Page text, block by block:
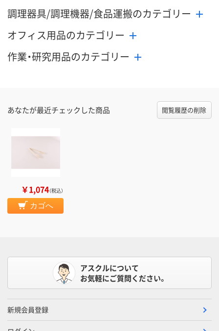
調理器具/調理機器/食品運搬のカテゴリー
オフィス用品のカテゴリー
作業・研究用品のカテゴリー
あなたが最近チェックした商品 閲覧履歴の削除
￥1,074（税込）
カゴへ
アスクルについて
お気軽にご質問ください。
新規会員登録